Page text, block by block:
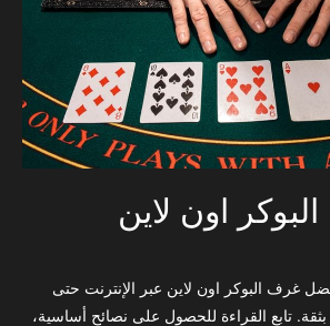
البوكر اون لاين
غرف البوكر اون لاين عبر الإنترنت حتى
بثقة. تابع القراءة للحصول على نصائح أساسية،